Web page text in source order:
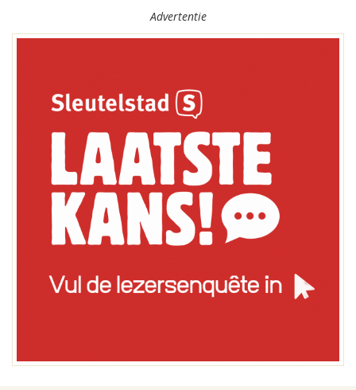
Advertentie